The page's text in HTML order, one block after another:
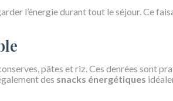
l’énergie durant tout le séjour. Ce
pâtes et riz. Ces denrées sont
des snacks énergétiques